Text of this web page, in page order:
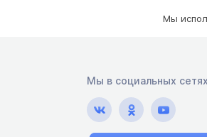
Мы
Мы в социальных